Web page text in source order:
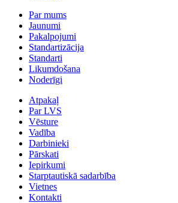
Par mums
Jaunumi
Pakalpojumi
Standartizācija
Standarti
Likumdošana
Noderīgi
Atpakaļ
Par LVS
Vēsture
Vadība
Darbinieki
Pārskati
Iepirkumi
Starptautiskā sadarbība
Vietnes
Kontakti